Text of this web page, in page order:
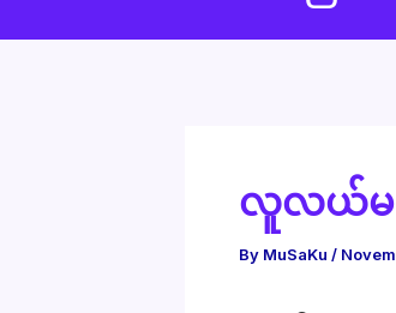
လူလယ်မလ
By MuSaKu /